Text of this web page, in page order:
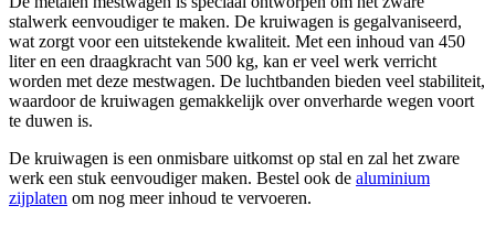
stalwerk eenvoudiger te maken. De kruiwagen is gegalvaniseerd,
wat zorgt voor een uitstekende kwaliteit. Met een inhoud van 450
liter en een draagkracht van 500 kg, kan er veel werk verricht
worden met deze mestwagen. De luchtbanden bieden veel stabiliteit,
waardoor de kruiwagen gemakkelijk over onverharde wegen voort
te duwen is.
De kruiwagen is een onmisbare uitkomst op stal en zal het zware
werk een stuk eenvoudiger maken. Bestel ook de aluminium
zijplaten om nog meer inhoud te vervoeren.